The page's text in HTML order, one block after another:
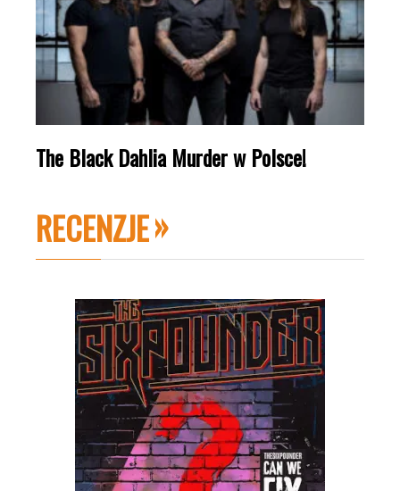
The Black Dahlia Murder w Polsce!
RECENZJE